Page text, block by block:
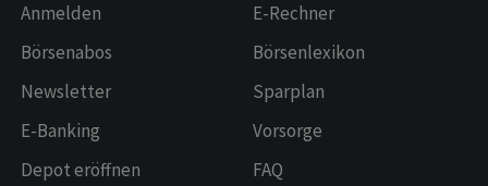
Anmelden
Börsenabos
Newsletter
E-Banking
Depot eröffnen
E-Rechner
Börsenlexikon
Sparplan
Vorsorge
FAQ